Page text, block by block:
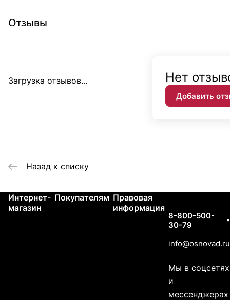
Отзывы
Загрузка отзывов... Нет
Добавить
Назад к списку
Интернет-
магазин
Покупателям Правовая
информация
8-800-500-
30-79
info@osnovad.ru
Мы в соцсетях
и
мессенджерах